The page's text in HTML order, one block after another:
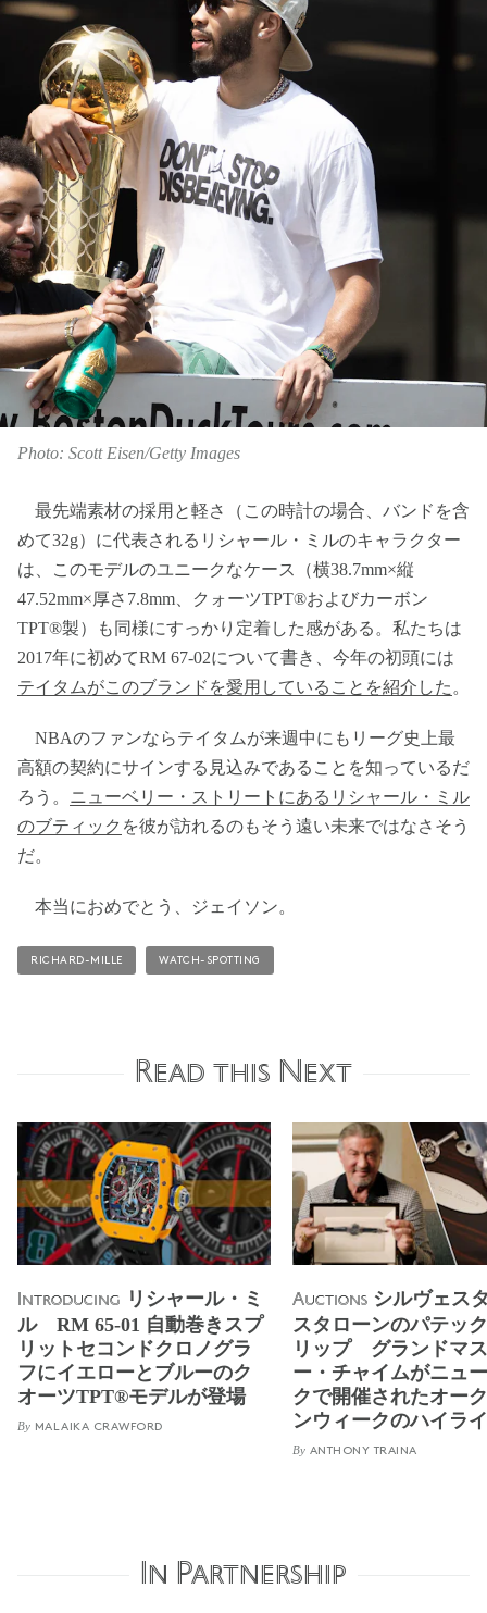
Photo: Scott Eisen/Getty Images
最先端素材の採用と軽さ（この時計の場合、バンドを含
めて32g）に代表されるリシャール・ミルのキャラクター
は、このモデルのユニークなケース（横38.7mm×縦
47.52mm×厚さ7.8mm、クォーツTPT®およびカーボン
TPT®製）も同様にすっかり定着した感がある。私たちは
2017年に初めてRM 67-02について書き、今年の初頭には
テイタムがこのブランドを愛用していることを紹介した 。
NBAのファンならテイタムが来週中にもリーグ史上最
高額の契約にサインする見込みであることを知っているだ
ろう。 ニューベリー・ストリートにあるリシャール・ミル
のブティック を彼が訪れるのもそう遠い未来ではなさそう
だ。
本当におめでとう、ジェイソン。
RICHARD-MILLE WATCH-SPOTTING
Read this Next
Introducing リシャール・ミ
ル RM 65-01 自動巻きスプ
リットセコンドクロノグラ
フにイエローとブルーのク
オーツTPT®モデルが登場
By MALAIKA CRAWFORD
Auctions シルヴェス
スタローンのパテッ
リップ グランドマ
ー・チャイムがニュ
クで開催されたオー
ンウィークのハイラ
By ANTHONY TRAINA
In Partnership